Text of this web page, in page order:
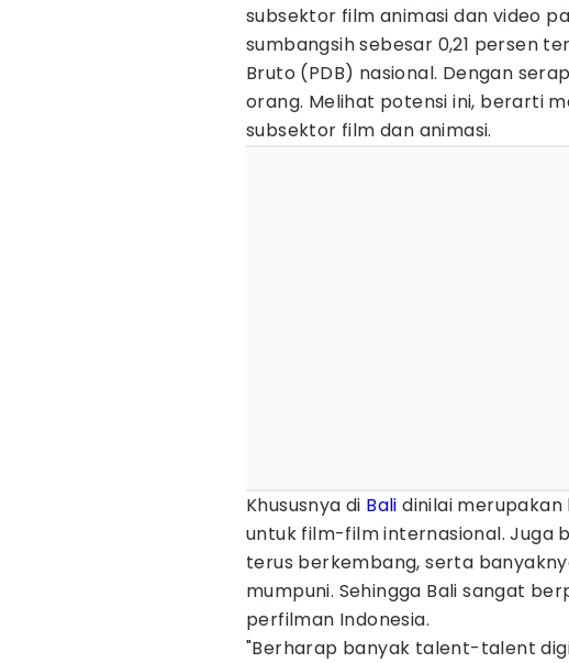
subsektor film animasi dan video
sumbangsih sebesar 0,21 persen
Bruto (PDB) nasional. Dengan
orang. Melihat potensi ini, berarti
subsektor film dan animasi.
Khususnya di Bali dinilai
untuk film-film internasional. Juga
terus berkembang, serta
mumpuni. Sehingga Bali sangat
perfilman Indonesia.
"Berharap banyak talent-talent